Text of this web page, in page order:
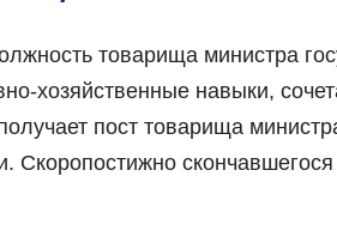
товарища министра
хозяйственные навыки,
пост товарища
Скоропостижно